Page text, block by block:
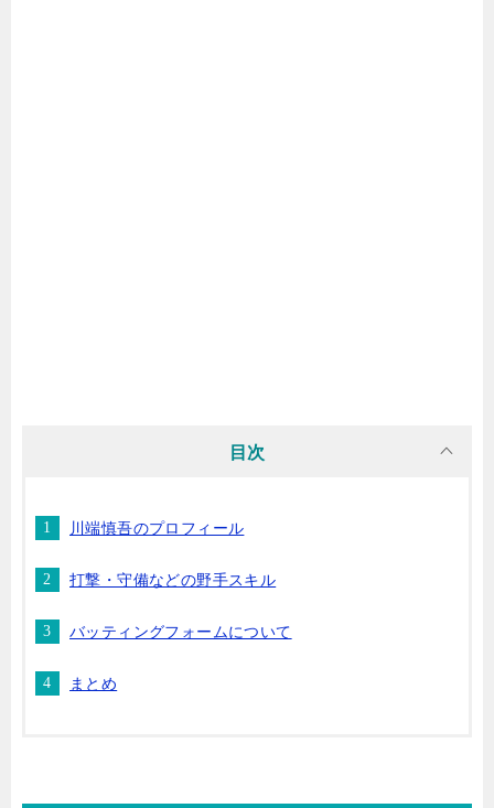
目次
川端慎吾のプロフィール
打撃・守備などの野手スキル
バッティングフォームについて
まとめ